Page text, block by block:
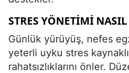
STRES YÖNETIMI
Günlük yürüyüş, nefes
yeterli uyku stres
rahatsızlıklarını önler.